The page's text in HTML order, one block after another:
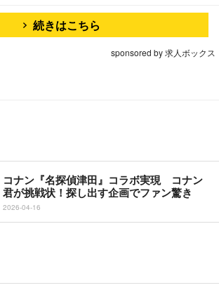
続きはこちら
sponsored by 求人ボックス
コナン『名探偵津田』コラボ実現 コナン
君が挑戦状！探し出す企画でファン驚き
2026-04-16